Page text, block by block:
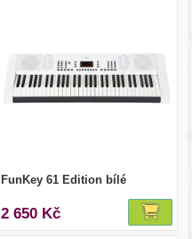
FunKey 61 Edition bílé
2 650 Kč